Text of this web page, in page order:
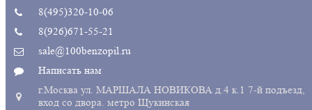
8(495)320-10-06
8(926)671-55-21
sale@100benzopil.ru
Написать нам
г.Москва ул. МАРШАЛА НОВИКОВА д.4 к.1 7-й подъезд,
вход со двора. метро Щукинская